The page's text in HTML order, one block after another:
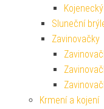
Sluneční
Zavinovačky
Krmení a kojení